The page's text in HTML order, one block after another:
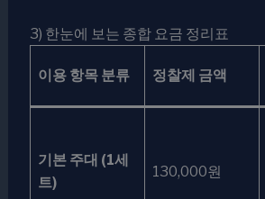
3) 한눈에 보는 종합 요금 정리표
이용 항목 분류 정찰제 금액
기본 주대 (1세
트)
130,000원